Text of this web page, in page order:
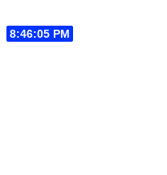
8:46:06 PM